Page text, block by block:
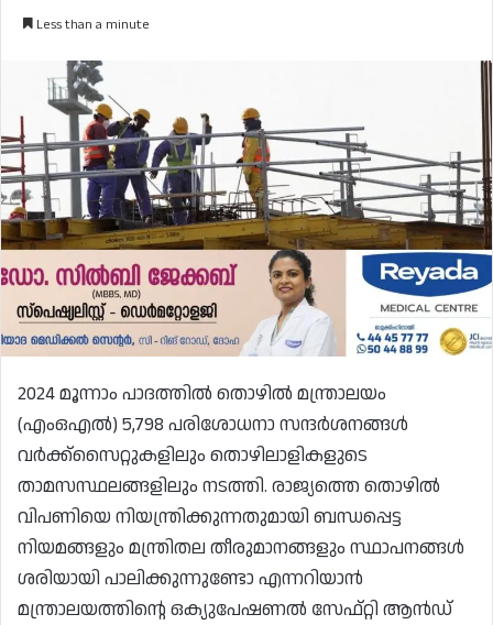
Less than a minute
2024 മൂന്നാം പാദത്തിൽ തൊഴിൽ മന്ത്രാലയം
(എംഒഎൽ) 5,798 പരിശോധനാ സന്ദർശനങ്ങൾ
വർക്ക്‌സൈറ്റുകളിലും തൊഴിലാളികളുടെ
താമസസ്ഥലങ്ങളിലും നടത്തി. രാജ്യത്തെ തൊഴിൽ
വിപണിയെ നിയന്ത്രിക്കുന്നതുമായി ബന്ധപ്പെട്ട
നിയമങ്ങളും മന്ത്രിതല തീരുമാനങ്ങളും സ്ഥാപനങ്ങൾ
ശരിയായി പാലിക്കുന്നുണ്ടോ എന്നറിയാൻ
മന്ത്രാലയത്തിൻ്റെ ഒക്യുപേഷണൽ സേഫ്റ്റി ആൻഡ്